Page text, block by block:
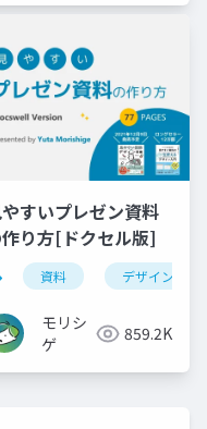
すいプレゼン資料
り方[ドクセル版]
資料 デザイン
モリシ
ゲ
859.2K